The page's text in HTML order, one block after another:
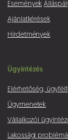
Események
Ajánlatkérések
Hirdetmények
Ügyintézés
Elérhetőség,
Ügymenetek
Vállalkozói
Lakossági